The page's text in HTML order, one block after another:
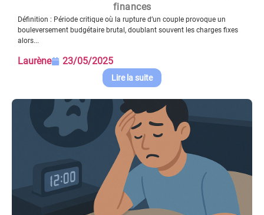
finances
Définition : Période critique où la rupture d’un couple provoque un
bouleversement budgétaire brutal, doublant souvent les charges fixes
alors...
Laurène 23/05/2025
Lire la suite